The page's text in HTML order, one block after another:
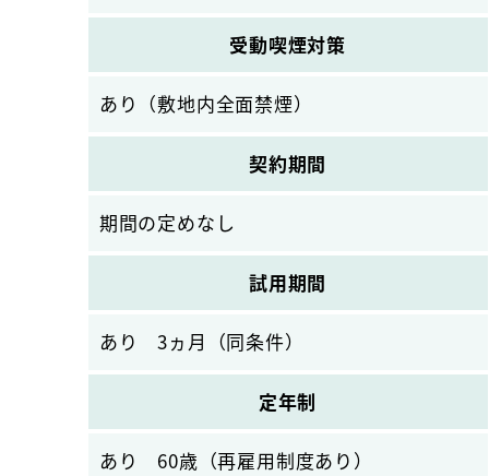
受動喫煙対策
あり（敷地内全面禁煙）
契約期間
期間の定めなし
試用期間
あり 3ヵ月（同条件）
定年制
あり 60歳（再雇用制度あり）